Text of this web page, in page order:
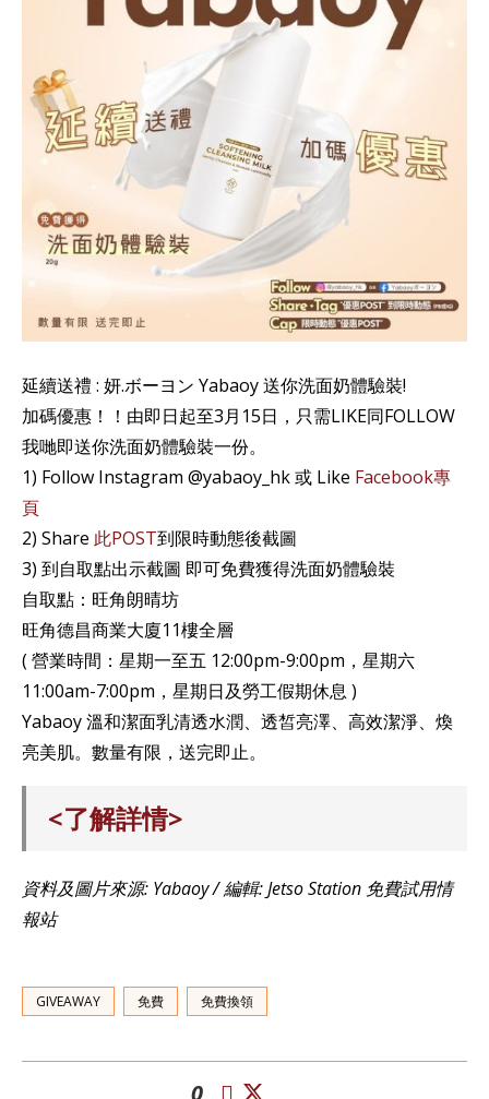
延續送禮 : 妍.ボーヨン Yabaoy 送你洗面奶體驗裝!
加碼優惠！！由即日起至3月15日，只需LIKE同FOLLOW
我哋即送你洗面奶體驗裝一份。
1) Follow Instagram @yabaoy_hk 或 Like Facebook專
頁
2) Share 此POST到限時動態後截圖
3) 到自取點出示截圖 即可免費獲得洗面奶體驗裝
自取點：旺角朗晴坊
旺角德昌商業大廈11樓全層
( 營業時間：星期一至五 12:00pm-9:00pm，星期六
11:00am-7:00pm，星期日及勞工假期休息 )
Yabaoy 溫和潔面乳清透水潤、透皙亮澤、高效潔淨、煥
亮美肌。數量有限，送完即止。
<了解詳情>
資料及圖片來源: Yabaoy / 編輯: Jetso Station 免費試用情
報站
GIVEAWAY 免費 免費換領
0